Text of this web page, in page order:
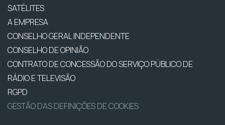
SATÉLITES
A EMPRESA
CONSELHO GERAL INDEPENDENTE
CONSELHO DE OPINIÃO
CONTRATO DE CONCESSÃO DO SERVIÇO PÚBLICO DE
RÁDIO E TELEVISÃO
RGPD
GESTÃO DAS DEFINIÇÕES DE COOKIES